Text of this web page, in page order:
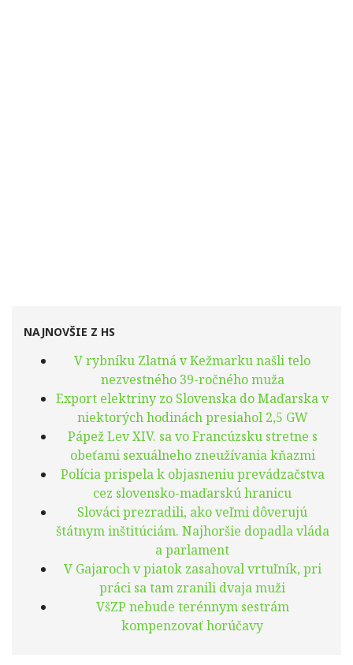
NAJNOVŠIE Z HS
V rybníku Zlatná v Kežmarku našli telo
nezvestného 39-ročného muža
Export elektriny zo Slovenska do Maďarska v
niektorých hodinách presiahol 2,5 GW
Pápež Lev XIV. sa vo Francúzsku stretne s
obeťami sexuálneho zneužívania kňazmi
Polícia prispela k objasneniu prevádzačstva
cez slovensko-maďarskú hranicu
Slováci prezradili, ako veľmi dôverujú
štátnym inštitúciám. Najhoršie dopadla vláda
a parlament
V Gajaroch v piatok zasahoval vrtuľník, pri
práci sa tam zranili dvaja muži
VšZP nebude terénnym sestrám
kompenzovať horúčavy